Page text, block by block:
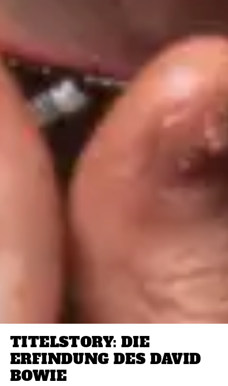
TITELSTORY: DIE
ERFINDUNG DES DAVID
BOWIE